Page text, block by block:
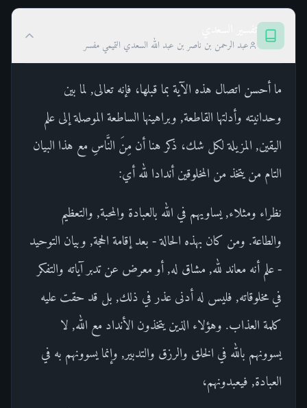
عبد الرحمن بن ناصر بن عبد الله السعدي التميمي مفسر
ما أحسن اتصال هذه الآية بما قبلها، فإنه تعالى, لما بين
وحدانيته وأدلتها القاطعة, وبراهينها الساطعة الموصلة إلى علم
اليقين, المزيلة لكل شك، ذكر هنا أن مِنَ النَّاسِ مع هذا البيان
التام من يتخذ من المخلوقين أندادا لله أي:
نظراء ومثلاء, يساويهم في الله بالعبادة والمحبة, والتعظيم
والطاعة. ومن كان بهذه الحالة - بعد إقامة الحجة, وبيان التوحيد
- علم أنه معاند لله, مشاق له, أو معرض عن تدبر آياته والتفكر
في مخلوقاته, فليس له أدنى عذر في ذلك, بل قد حقت عليه
كلمة العذاب. وهؤلاء الذين يتخذون الأنداد مع الله, لا
يسوونهم بالله في الخلق والرزق والتدبير, وإنما يسوونهم به في
العبادة, فيعبدونهم،